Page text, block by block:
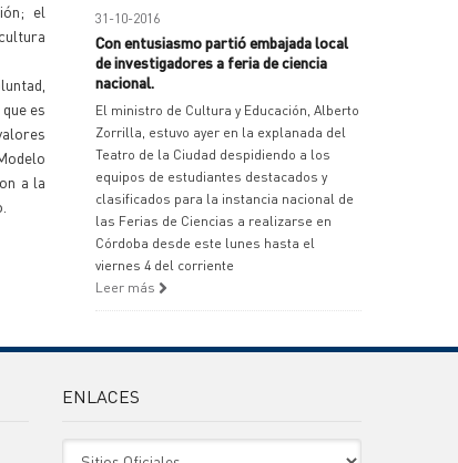
el
es
a la
31-10-2016
Con entusiasmo partió embajada local
de investigadores a feria de ciencia
nacional.
El ministro de Cultura y Educación, Alberto
Zorrilla, estuvo ayer en la explanada del
Teatro de la Ciudad despidiendo a los
equipos de estudiantes destacados y
clasificados para la instancia nacional de
las Ferias de Ciencias a realizarse en
Córdoba desde este lunes hasta el
viernes 4 del corriente
Leer más
ENLACES